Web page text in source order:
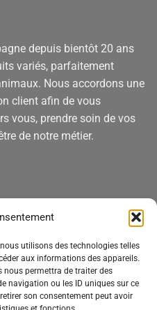
utilisons des technologies telles
aux informations des appareils.
nous permettra de traiter des
navigation ou les ID uniques sur ce
son consentement peut avoir
depuis bientôt 20 ans
variés, parfaitement
Nous accordons une
client afin de vous
vous, prendre soin de vos
de notre métier.
des offres spéciales